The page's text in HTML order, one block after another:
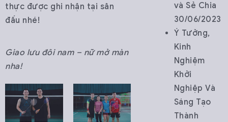
thực được ghi nhận tại sân
đấu nhé!
Giao lưu đôi nam – nữ mở màn
nha!
và Sẻ Chia
30/06/2023
Ý Tưởng,
Kinh
Nghiệm
Khởi
Nghiệp Và
Sáng Tạo
Thành